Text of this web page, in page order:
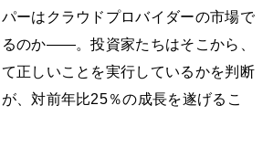
ーはクラウドプロバイダーの市場で
のか――。投資家たちはそこから、
正しいことを実行しているかを判断
、対前年比25％の成長を遂げるこ